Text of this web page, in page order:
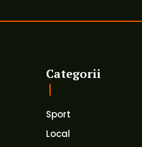
Categorii
Sport
Local